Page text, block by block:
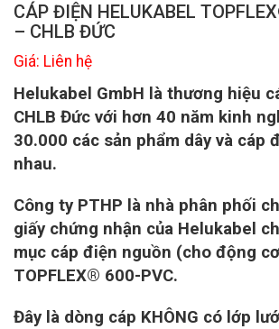
CÁP ĐIỆN HELUKABEL
– CHLB ĐỨC
Giá: Liên hệ
Helukabel GmbH là thương hiệu
CHLB Đức với hơn 40 năm kinh
30.000 các sản phẩm dây và cáp
nhau.
Công ty PTHP là nhà phân phối
giấy chứng nhận của Helukabel
mục cáp điện nguồn (cho động
TOPFLEX® 600-PVC.
Đây là dòng cáp KHÔNG có lớp